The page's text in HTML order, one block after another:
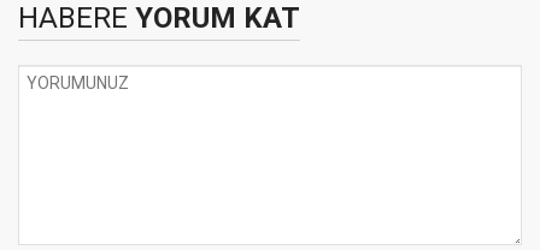
HABERE YORUM KAT